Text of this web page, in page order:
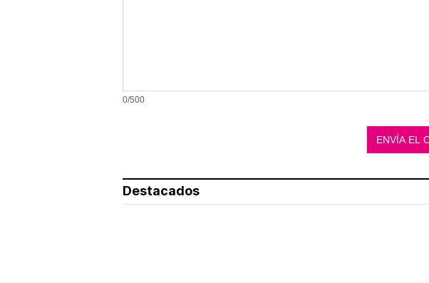
0/500
Destacados